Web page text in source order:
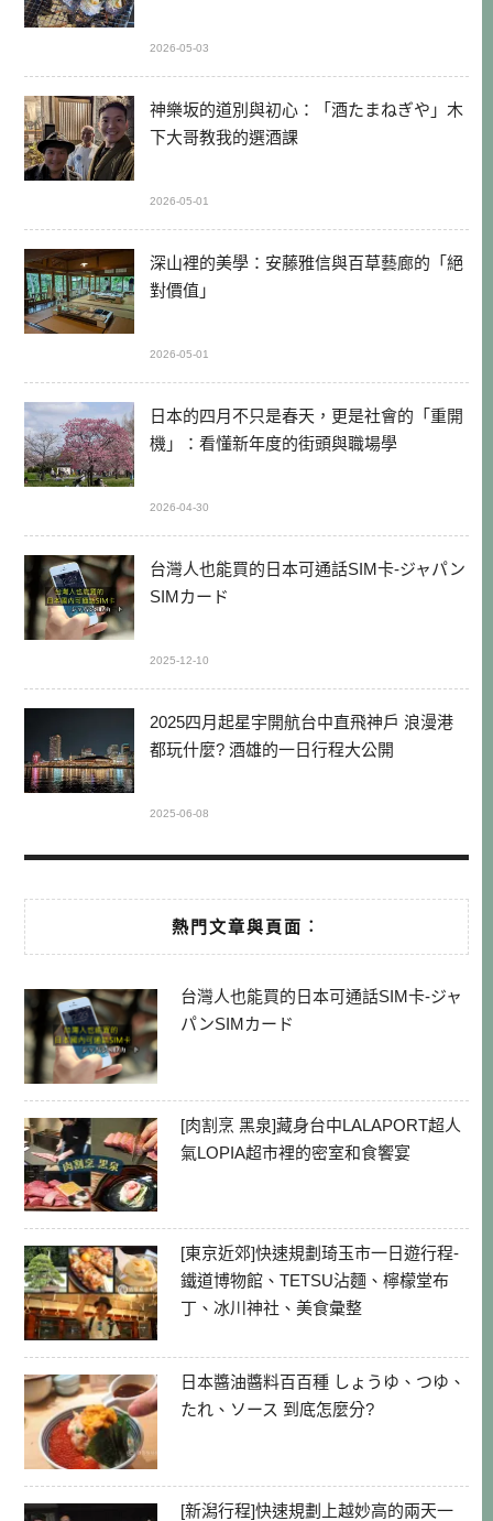
2026-05-03
神樂坂的道別與初心：「酒たまねぎや」木
下大哥教我的選酒課
2026-05-01
深山裡的美學：安藤雅信與百草藝廊的「絕
對價值」
2026-05-01
日本的四月不只是春天，更是社會的「重開
機」：看懂新年度的街頭與職場學
2026-04-30
台灣人也能買的日本可通話SIM卡-ジャパン
SIMカード
2025-12-10
2025四月起星宇開航台中直飛神戶 浪漫港
都玩什麼? 酒雄的一日行程大公開
2025-06-08
熱門文章與頁面︰
台灣人也能買的日本可通話SIM卡-ジャ
パンSIMカード
[肉割烹 黑泉]藏身台中LALAPORT超人
氣LOPIA超市裡的密室和食饗宴
[東京近郊]快速規劃琦玉市一日遊行程-
鐵道博物館、TETSU沾麵、檸檬堂布
丁、冰川神社、美食彙整
日本醬油醬料百百種 しょうゆ、つゆ、
たれ、ソース 到底怎麼分?
[新潟行程]快速規劃上越妙高的兩天一